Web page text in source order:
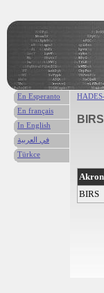
BIRS
BIRS
En Esperanto
En français
In English
في العربية
Türkce